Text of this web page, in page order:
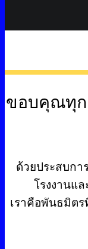
ขอบคุณทุก
ด้วยประสบกา
โรงงานแ
เราคือพันธมิตร